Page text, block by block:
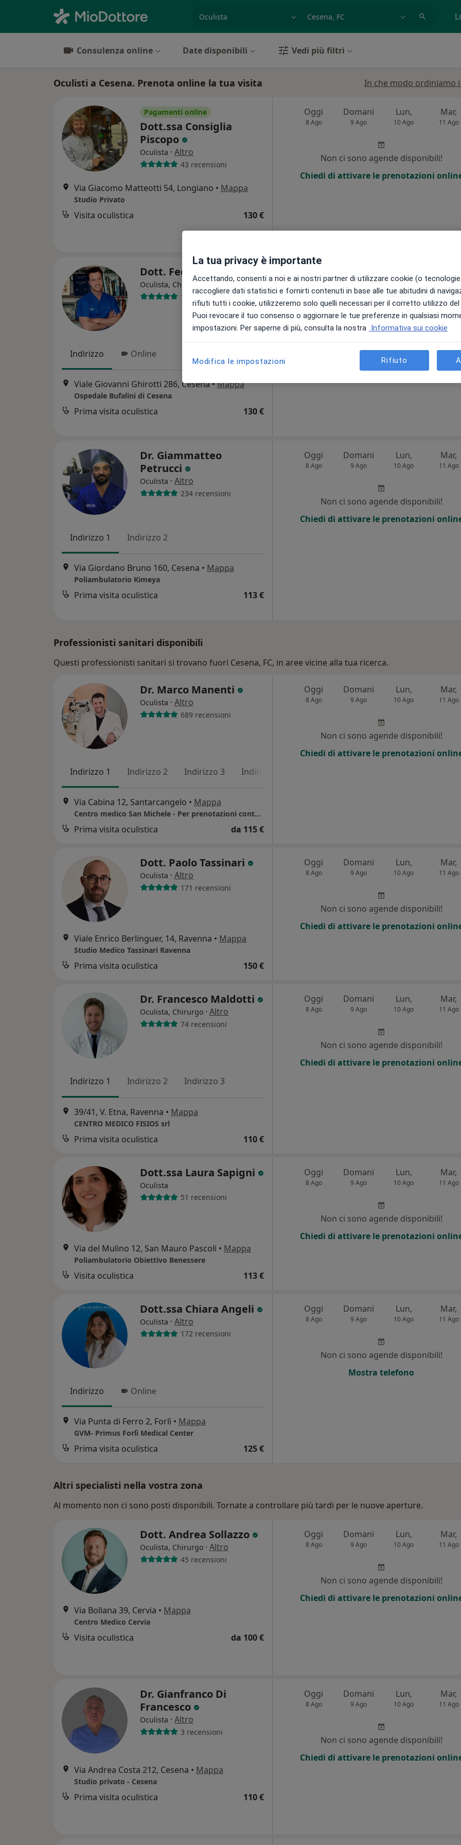
Consulenza online Date disponibili Vedi più filtri
Oculisti a Cesena. Prenota online la tua visita In che modo ordiniamo
Pagamenti online
Dott.ssa Consiglia
Piscopo
Oculista · Altro
43 recensioni
Via Giacomo Matteotti 54, Longiano • Mappa
Studio Privato
Visita oculistica 130 €
Oggi
8 Ago
Domani
9 Ago
Lun,
10 Ago
Mar,
11 Ago
Non ci sono agende disponibili!
Chiedi di attivare le prenotazioni
Dott. Federico Foschi
Oculista, Chirurgo·Altro
145 recensioni
Indirizzo Online
Viale Giovanni Ghirotti 286, Cesena•Mappa
Ospedale Bufalini di Cesena
Prima visita oculistica 130 €
8 Ago 9 Ago 10 Ago 11 Ago
Non ci sono agende disponibili!
Chiedi di attivare le prenotazioni online
Dr. Giammatteo
Petrucci
Oculista · Altro
234 recensioni
Indirizzo 1 Indirizzo 2
Via Giordano Bruno 160, Cesena • Mappa
Poliambulatorio Kimeya
Prima visita oculistica 113 €
Oggi
8 Ago
Domani
9 Ago
Lun,
10 Ago
Mar,
11 Ago
Non ci sono agende disponibili!
Chiedi di attivare le prenotazioni
Professionisti sanitari disponibili
Questi professionisti sanitari si trovano fuori Cesena, FC, in aree vicine alla tua ricerca.
Dr. Marco Manenti
Oculista · Altro
689 recensioni
Indirizzo 1 Indirizzo 2 Indirizzo 3 Indirizzo 4
Via Cabina 12, Santarcangelo • Mappa
Centro medico San Michele - Per prenotazioni contattare la struttura
Prima visita oculistica da 115 €
Oggi
8 Ago
Domani
9 Ago
Lun,
10 Ago
Mar,
11 Ago
Non ci sono agende disponibili!
Chiedi di attivare le prenotazioni
Dott. Paolo Tassinari
Oculista · Altro
171 recensioni
Viale Enrico Berlinguer, 14, Ravenna • Mappa
Studio Medico Tassinari Ravenna
Prima visita oculistica 150 €
Oggi
8 Ago
Domani
9 Ago
Lun,
10 Ago
Mar,
11 Ago
Non ci sono agende disponibili!
Chiedi di attivare le prenotazioni
Dr. Francesco Maldotti
Oculista, Chirurgo · Altro
74 recensioni
Indirizzo 1 Indirizzo 2 Indirizzo 3
39/41, V. Etna, Ravenna • Mappa
CENTRO MEDICO FISIOS srl
Prima visita oculistica 110 €
Oggi
8 Ago
Domani
9 Ago
Lun,
10 Ago
Mar,
11 Ago
Non ci sono agende disponibili!
Chiedi di attivare le prenotazioni
Dott.ssa Laura Sapigni
Oculista
51 recensioni
Via del Mulino 12, San Mauro Pascoli • Mappa
Poliambulatorio Obiettivo Benessere
Visita oculistica 113 €
Oggi
8 Ago
Domani
9 Ago
Lun,
10 Ago
Mar,
11 Ago
Non ci sono agende disponibili!
Chiedi di attivare le prenotazioni
Dott.ssa Chiara Angeli
Oculista · Altro
172 recensioni
Indirizzo Online
Via Punta di Ferro 2, Forlì • Mappa
GVM- Primus Forlì Medical Center
Prima visita oculistica 125 €
Oggi
8 Ago
Domani
9 Ago
Lun,
10 Ago
Mar,
11 Ago
Non ci sono agende disponibili!
Mostra telefono
Altri specialisti nella vostra zona
Al momento non ci sono posti disponibili. Tornate a controllare più tardi per le nuove aperture.
Dott. Andrea Sollazzo
Oculista, Chirurgo · Altro
45 recensioni
Via Bollana 39, Cervia • Mappa
Centro Medico Cervia
Visita oculistica da 100 €
Oggi
8 Ago
Domani
9 Ago
Lun,
10 Ago
Mar,
11 Ago
Non ci sono agende disponibili!
Chiedi di attivare le prenotazioni
Dr. Gianfranco Di
Francesco
Oculista · Altro
3 recensioni
Via Andrea Costa 212, Cesena • Mappa
Studio privato - Cesena
Prima visita oculistica 110 €
Oggi
8 Ago
Domani
9 Ago
Lun,
10 Ago
Mar,
11 Ago
Non ci sono agende disponibili!
Chiedi di attivare le prenotazioni
La tua privacy è importante
Accettando, consenti a noi e ai nostri partner di utilizzare cookie (o
raccogliere dati statistici e fornirti contenuti in base alle tue abitudini di
rifiuti tutti i cookie, utilizzeremo solo quelli necessari per il corretto utilizzo
Puoi revocare il tuo consenso o aggiornare le tue preferenze in qualsiasi
impostazioni. Per saperne di più, consulta la nostra Informativa sui cookie
Modifica le impostazioni Rifiuto